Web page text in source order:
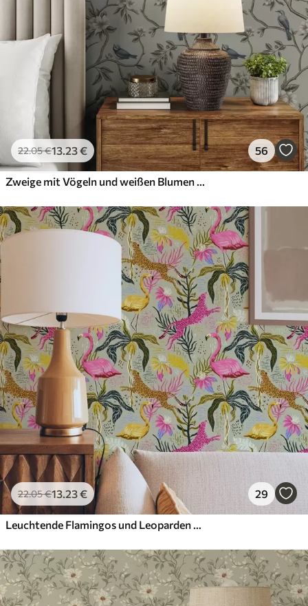
22.05€13.23€ 56
Zweige mit Vögeln und weißen Blumen auf einem zarten Hintergrund
22.05€13.23€ 29
Leuchtende Flamingos und Leoparden zwischen tropischen Pflanzen